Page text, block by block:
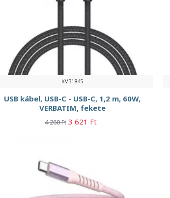
KV31845
USB kábel, USB-C - USB-C, 1,2 m, 60W,
VERBATIM, fekete
4 260 Ft 3 621 Ft